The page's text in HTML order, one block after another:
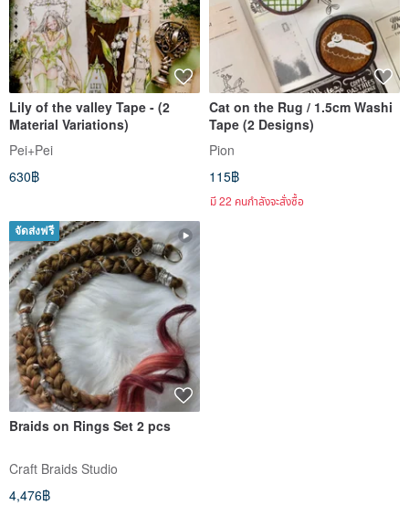
Lily of the valley Tape - (2
Material Variations)
Pei+Pei
630฿
Cat on the Rug / 1.5cm Washi
Tape (2 Designs)
Pion
115฿
มี 22 คนกำลังจะสั่งซื้อ
จัดส่งฟรี
Braids on Rings Set 2 pcs
Craft Braids Studio
4,476฿